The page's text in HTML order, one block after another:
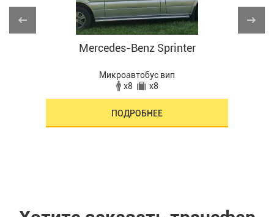
Mercedes-Benz Sprinter
Микроавтобус вип
x8
x8
ПОДРОБНЕЕ